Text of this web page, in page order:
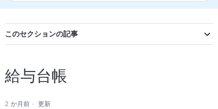
このセクションの記事
給与台帳
2 か月前 更新